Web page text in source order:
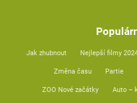
Jak zhubnout Nejlepší filmy
Změna času Partie
ZOO Nové začátky Auto –